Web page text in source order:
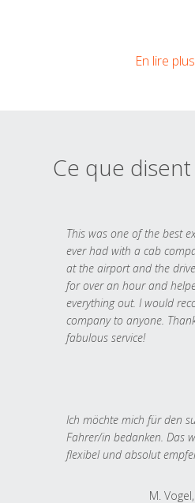
En lire plus
Ce que
This was one of the best
ever had with a cab
at the airport and the
for over an hour and
everything out. I would
company to anyone.
fabulous service!
Ich möchte mich für den
Fahrer/in bedanken. Das
flexibel und absolut
M.